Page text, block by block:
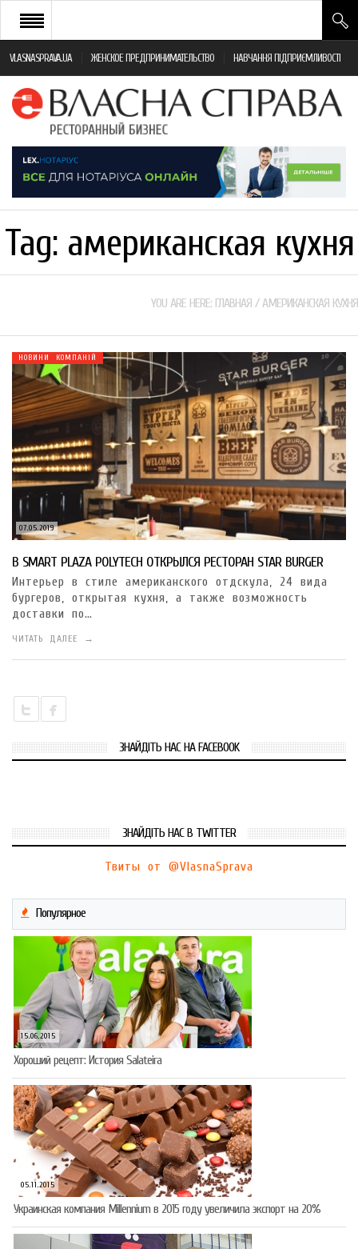
VLASNASPRAVA.UA ЖЕНСКОЕ ПРЕДПРИНИМАТЕЛЬСТВО НАВЧАННЯ ПІДПРИЄМЛИВОСТІ
НОВИНИ РЕСТОРАННОГО БІЗНЕСУ
ЯК ВІДКРИТИ ТА УСПІШНО КЕРУВАТИ
МОНІТОРИНГ ЗАКОНОДАВСТВА
ФРАНЧАЙЗИНГ
Tag: американская кухня
YOU ARE HERE: ГЛАВНАЯ / АМЕРИКАНСКАЯ КУХНЯ
07.05.2019
НОВИНИ КОМПАНІЙ
В SMART PLAZA POLYTECH ОТКРЫЛСЯ РЕСТОРАН STAR BURGER
Интерьер в стиле американского отдскула, 24 вида
бургеров, открытая кухня, а также возможность
доставки по…
ЧИТАТЬ ДАЛЕЕ →
ЗНАЙДІТЬ НАС НА FACEBOOK
ЗНАЙДІТЬ НАС В TWITTER
Твиты от @VlasnaSprava
Популярное
15.06.2015
Хороший рецепт: История Salateira
05.11.2015
Украинская компания Millennium в 2015 году увеличила экспорт на 20%